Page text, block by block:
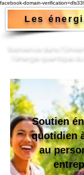
facebook-domain-
Les
Bienvenue dans
l'énergie quantique du
Soutien
quotidien
au